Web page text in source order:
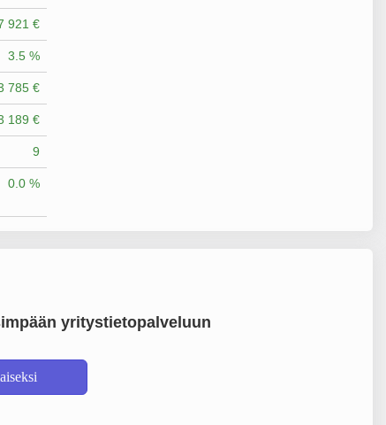
921 €
3.5 %
785 €
189 €
9
0.0 %
yritystietopalveluun